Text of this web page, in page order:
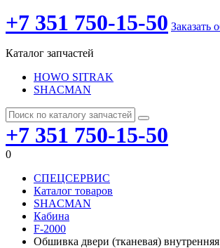
+7 351 750-15-50 Заказать
Каталог запчастей
HOWO SITRAK
SHACMAN
+7 351 750-15-50
0
СПЕЦСЕРВИС
Каталог товаров
SHACMAN
Кабина
F-2000
Обшивка двери (тканевая) внутренняя